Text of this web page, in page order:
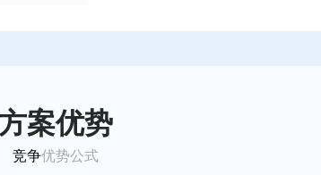
方案优势
竞争优势公式